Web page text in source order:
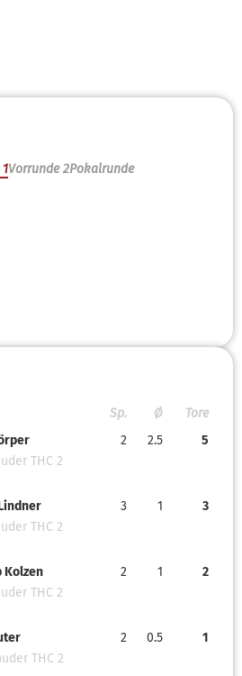
Vorrunde 2Pokalrunde
Sp.
Ø
Tore
THC 2
2 2.5 5
THC 2
3 1 3
Kolzen
THC 2
2 1 2
THC 2
2 0.5 1